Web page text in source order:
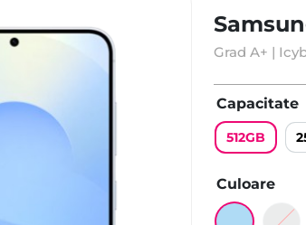
Grad A+ |
Capacitate
512GB
Culoare